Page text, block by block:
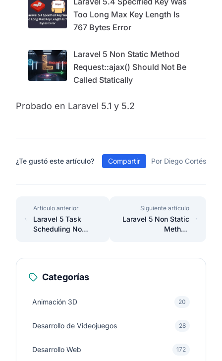
Too Long Max Key Length Is
767 Bytes Error
Laravel 5 Non Static Method
Request::ajax() Should Not Be
Called Statically
Probado en Laravel 5.1 y 5.2
¿Te gustó este artículo? Compartir Por Diego Cortés
Artículo anterior
Laravel 5 Task
Scheduling No
Siguiente artículo
Laravel 5 Non Static
Method
Statically
Categorías
Animación 3D 20
Desarrollo de Videojuegos 28
Desarrollo Web 172